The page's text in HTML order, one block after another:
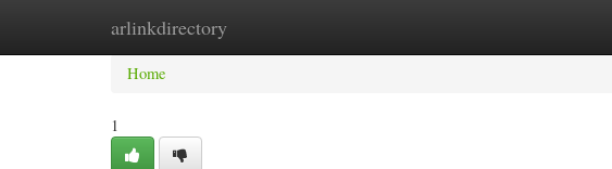
arlinkdirectory
Home New Site Listings
Home
1